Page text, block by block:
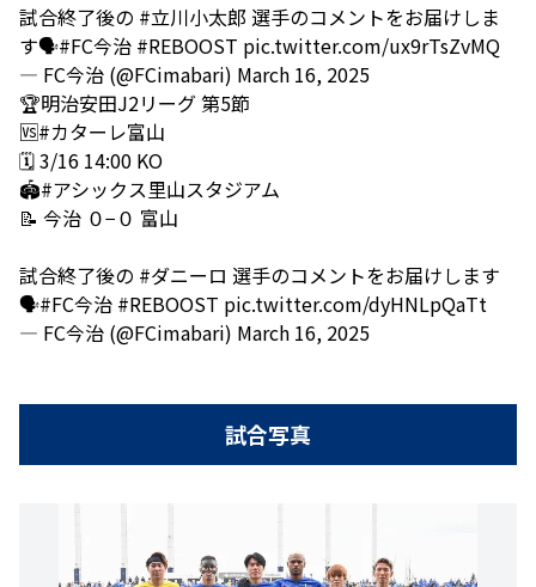
試合終了後の #立川小太郎 選手のコメントをお届けしま
す🗣️#FC今治 #REBOOST pic.twitter.com/ux9rTsZvMQ
— FC今治 (@FCimabari) March 16, 2025
🏆️明治安田J2リーグ 第5節
🆚#カターレ富山
🗓️ 3/16 14:00 KO
🏟️#アシックス里山スタジアム
📝 今治 ０−０ 富山
試合終了後の #ダニーロ 選手のコメントをお届けします
🗣️#FC今治 #REBOOST pic.twitter.com/dyHNLpQaTt
— FC今治 (@FCimabari) March 16, 2025
試合写真